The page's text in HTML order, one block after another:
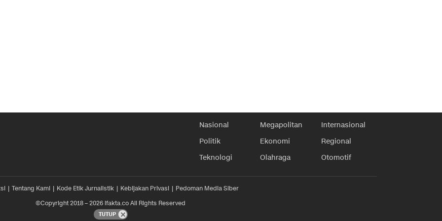
Nasional Megapolitan
Internasional
Politik
Ekonomi
Regional
Teknologi
Olahraga Otomotif
Tentang Kami Kode Etik Jurnalistik Kebijakan Privasi
Pedoman Media Siber
©Copyright 2018 – 2026 ifakta.co All Rights Reserved
TUTUP